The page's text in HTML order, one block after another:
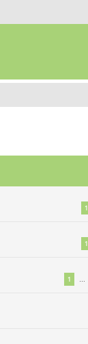
1
1
1 …